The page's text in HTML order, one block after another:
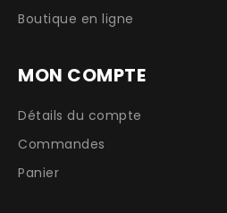
Boutique en ligne
MON COMPTE
Détails du compte
Commandes
Panier